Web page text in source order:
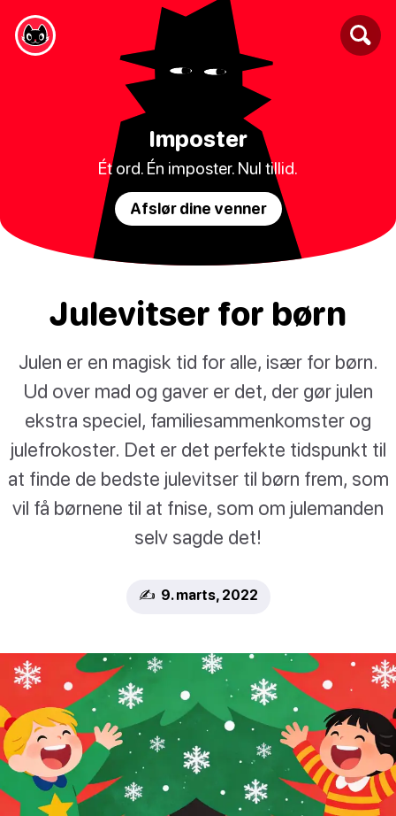
Imposter
Ét ord. Én imposter. Nul tillid.
Afslør dine venner
Julevitser for børn
Julen er en magisk tid for alle, især for børn.
Ud over mad og gaver er det, der gør julen
ekstra speciel, familiesammenkomster og
julefrokoster. Det er det perfekte tidspunkt til
at finde de bedste julevitser til børn frem, som
vil få børnene til at fnise, som om julemanden
selv sagde det!
✍️ 9. marts, 2022